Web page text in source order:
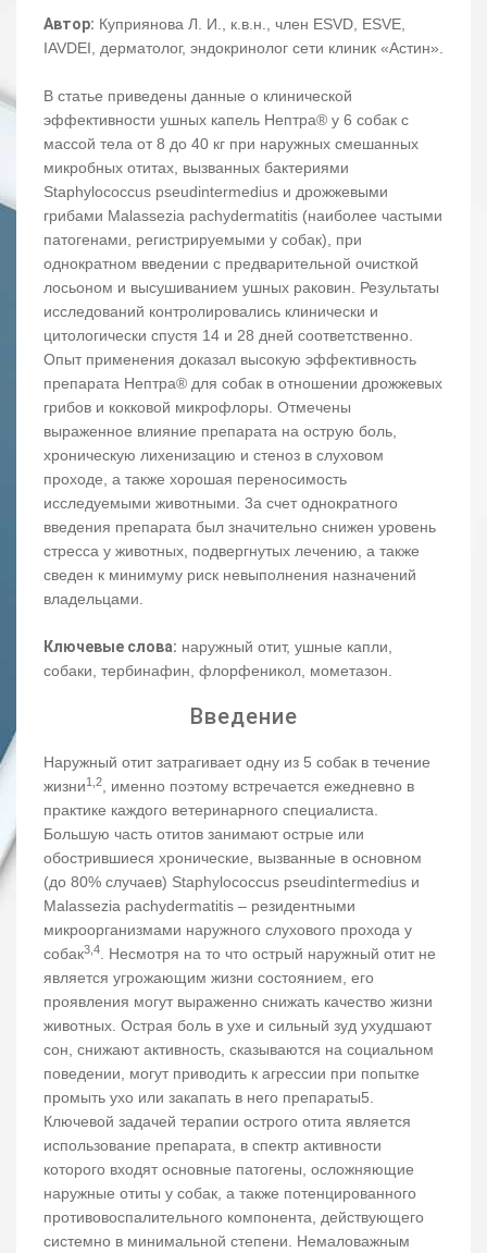
Автор: Куприянова Л. И., к.в.н., член ESVD, ESVE,
IAVDEI, дерматолог, эндокринолог сети клиник «Астин».
В статье приведены данные о клинической
эффективности ушных капель Нептра® у 6 собак с
массой тела от 8 до 40 кг при наружных смешанных
микробных отитах, вызванных бактериями
Staphylococcus pseudintermedius и дрожжевыми
грибами Malassezia pachydermatitis (наиболее частыми
патогенами, регистрируемыми у собак), при
однократном введении с предварительной очисткой
лосьоном и высушиванием ушных раковин. Результаты
исследований контролировались клинически и
цитологически спустя 14 и 28 дней соответственно.
Опыт применения доказал высокую эффективность
препарата Нептра® для собак в отношении дрожжевых
грибов и кокковой микрофлоры. Отмечены
выраженное влияние препарата на острую боль,
хроническую лихенизацию и стеноз в слуховом
проходе, а также хорошая переносимость
исследуемыми животными. 3а счет однократного
введения препарата был значительно снижен уровень
стресса у животных, подвергнутых лечению, а также
сведен к минимуму риск невыполнения назначений
владельцами.
Ключевые слова: наружный отит, ушные капли,
собаки, тербинафин, флорфеникол, мометазон.
Введение
Наружный отит затрагивает одну из 5 собак в течение
жизни1,2, именно поэтому встречается ежедневно в
практике каждого ветеринарного специалиста.
Большую часть отитов занимают острые или
обострившиеся хронические, вызванные в основном
(до 80% случаев) Staphylococcus pseudintermedius и
Malassezia pachydermatitis – резидентными
микроорганизмами наружного слухового прохода у
собак3,4. Несмотря на то что острый наружный отит не
является угрожающим жизни состоянием, его
проявления могут выраженно снижать качество жизни
животных. Острая боль в ухе и сильный зуд ухудшают
сон, снижают активность, сказываются на социальном
поведении, могут приводить к агрессии при попытке
промыть ухо или закапать в него препараты5.
Ключевой задачей терапии острого отита является
использование препарата, в спектр активности
которого входят основные патогены, осложняющие
наружные отиты у собак, а также потенцированного
противовоспалительного компонента, действующего
системно в минимальной степени. Немаловажным